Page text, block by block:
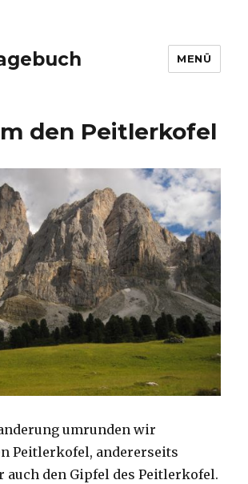
MENÜ
den Peitlerkofel
umrunden wir
Peitlerkofel, andererseits
auch den Gipfel des Peitlerkofel.